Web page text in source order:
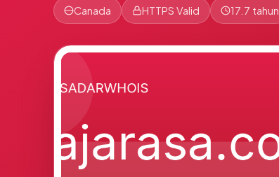
Canada HTTPS Valid 17.7 tahun